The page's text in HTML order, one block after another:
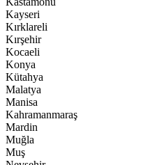
Kayseri
Kırklareli
Kırşehir
Kocaeli
Konya
Kütahya
Malatya
Manisa
Kahramanmaraş
Mardin
Muğla
Muş